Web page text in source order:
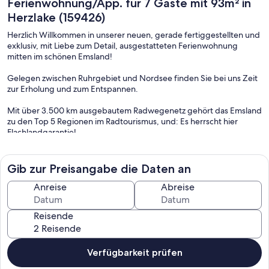
Ferienwohnung/App. für 7 Gäste mit 93m² in
Herzlake (159426)
Herzlich Willkommen in unserer neuen, gerade fertiggestellten und
exklusiv, mit Liebe zum Detail, ausgestatteten Ferienwohnung
mitten im schönen Emsland!
Gelegen zwischen Ruhrgebiet und Nordsee finden Sie bei uns Zeit
zur Erholung und zum Entspannen.
Mit über 3.500 km ausgebautem Radwegenetz gehört das Emsland
zu den Top 5 Regionen im Radtourismus, und: Es herrscht hier
Flachlandgarantie!
Erkundungstouren ein.
Naja, lange Rede kurzer Sinn, alles in Allem kann man hier wirklich
viel Erleben!
In unserer 93 qm großen, lichtdurchfluteten und großzügig
geschnittenen Wohnung finden bis zu 6 Personen, verteilt auf drei
Schlafzimmer, Platz. Das erste Schlafzimmer ist mit einem
Doppelbett und hochwertigen und namhaften Matratzen
ausgestattet. Im zweiten Schlafzimmer befindet sich ein
gleichwertiges Einzelbett sowie ein hochwertiges Schlafsofa. Im
Gib zur Preisangabe die Daten an
Anreise Abreise
Reisende
Verfügbarkeit prüfen